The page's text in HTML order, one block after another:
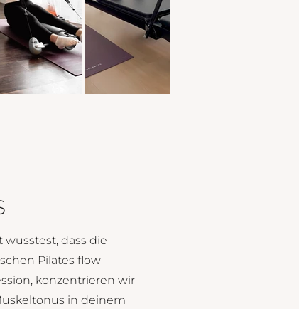
dass die
Pilates flow
konzentrieren wir
in deinem